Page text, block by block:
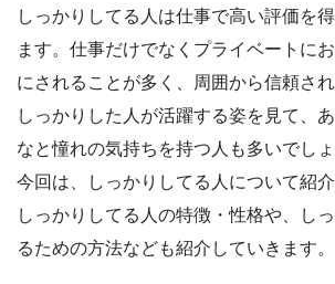
しっかりしてる人は仕事で高い評価を
ます。仕事だけでなくプライベートに
にされることが多く、周囲から信頼され
しっかりした人が活躍する姿を見て、
なと憧れの気持ちを持つ人も多いでしょ
今回は、しっかりしてる人について紹介
しっかりしてる人の特徴・性格や、し
るための方法なども紹介していきます。